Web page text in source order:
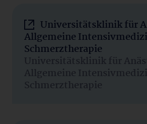
Universitätsklinik für
Allgemeine
Schmerztherapie
Universitätsklinik für
Allgemeine
Schmerztherapie